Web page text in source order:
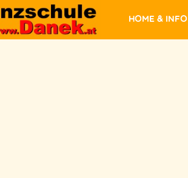
Home & Info